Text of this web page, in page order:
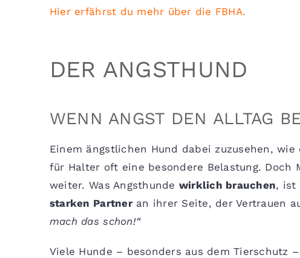
Hier erfährst du mehr über die FBHA.
DER ANGSTHUND
WENN ANGST DEN ALLTAG
Einem ängstlichen Hund dabei zuzusehen,
für Halter oft eine besondere Belastung.
weiter. Was Angsthunde wirklich brauchen, ist
starken Partneran ihrer Seite, der Vertrauen
mach das schon!“
Viele Hunde – besonders aus dem Tierschutz